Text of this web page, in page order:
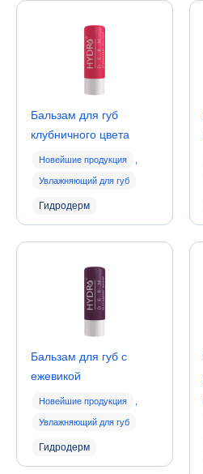
Бальзам для губ
клубничного цвета
Новейшие продукция
Увлажняющий для губ
Гидродерм
Бальзам для губ с
ежевикой
Новейшие продукция
Увлажняющий для губ
Гидродерм